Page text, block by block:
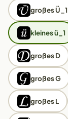
großes Ü_1
kleines ü_1
großes D
großes G
großes L